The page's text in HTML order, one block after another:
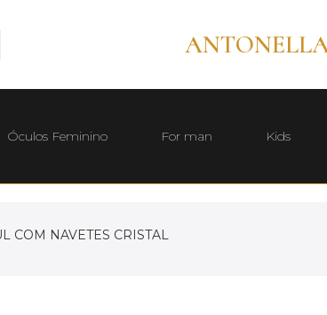
Óculos Feminino For man Kids
COM NAVETES CRISTAL